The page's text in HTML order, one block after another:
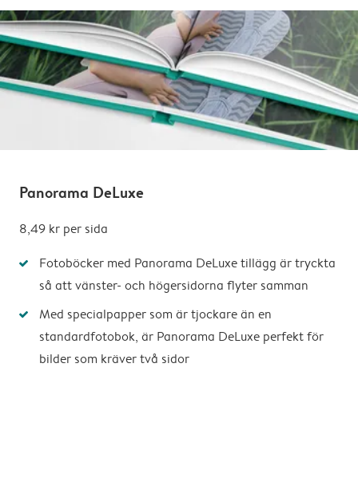
Panorama DeLuxe
8,49 kr per sida
Fotoböcker med Panorama DeLuxe tillägg är tryckta
så att vänster- och högersidorna flyter samman
Med specialpapper som är tjockare än en
standardfotobok, är Panorama DeLuxe perfekt för
bilder som kräver två sidor